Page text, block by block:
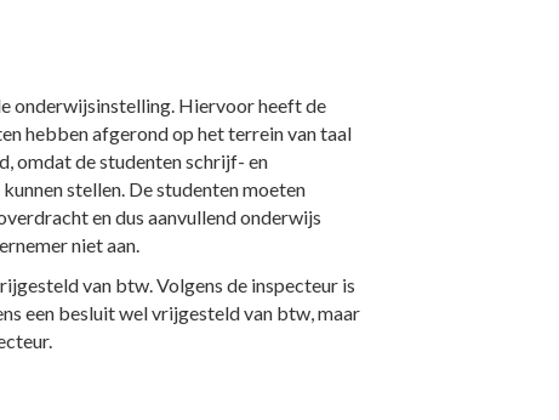
onderwijsinstelling. Hiervoor heeft de
hebben afgerond op het terrein van taal
omdat de studenten schrijf- en
stellen. De studenten moeten
en dus aanvullend onderwijs
niet aan.
van btw. Volgens de inspecteur is
een besluit wel vrijgesteld van btw, maar